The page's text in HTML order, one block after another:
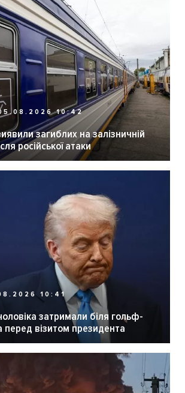
10:42
загиблих на залізничній
російської атаки
10:41
затримали біля гольф-
перед візитом президента